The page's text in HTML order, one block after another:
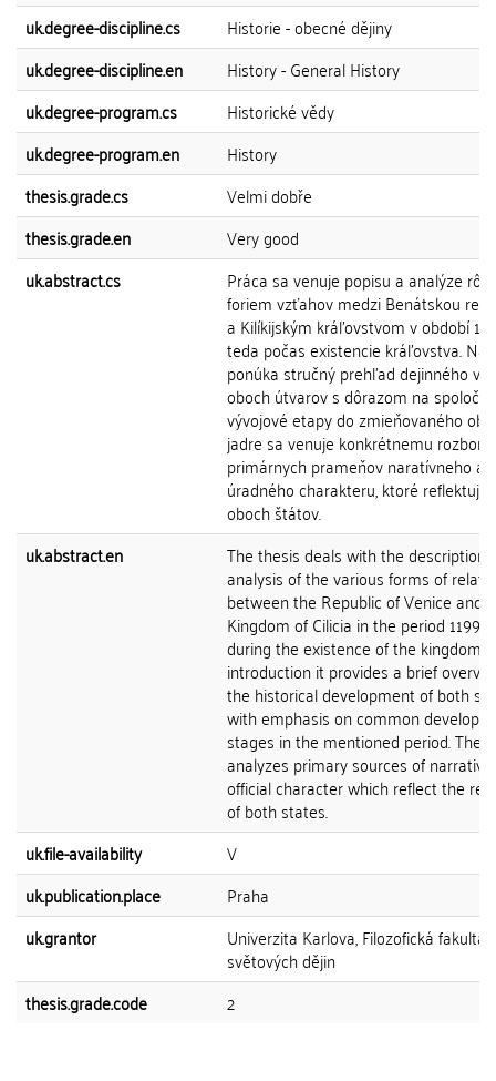
uk.degree-discipline.cs
Historie - obecné dějiny
uk.degree-discipline.en
History - General History
uk.degree-program.cs
Historické vědy
uk.degree-program.en
History
thesis.grade.cs
Velmi dobře
thesis.grade.en
Very good
uk.abstract.cs
Práca sa venuje popisu a analýze
foriem vzťahov medzi Benátskou
a Kilíkijským kráľovstvom v období
teda počas existencie kráľovstva. Na
ponúka stručný prehľad dejinného
oboch útvarov s dôrazom na spoločné
vývojové etapy do zmieňovaného
jadre sa venuje konkrétnemu rozboru
primárnych prameňov naratívneho a
úradného charakteru, ktoré reflektujú
oboch štátov.
uk.abstract.en
The thesis deals with the description
analysis of the various forms of
between the Republic of Venice and
Kingdom of Cilicia in the period 1199-
during the existence of the kingdom.
introduction it provides a brief
the historical development of both
with emphasis on common
stages in the mentioned period. The
analyzes primary sources of
official character which reflect the
of both states.
uk.file-availability
V
uk.publication.place
Praha
uk.grantor
Univerzita Karlova, Filozofická fakulta,
světových dějin
thesis.grade.code
2